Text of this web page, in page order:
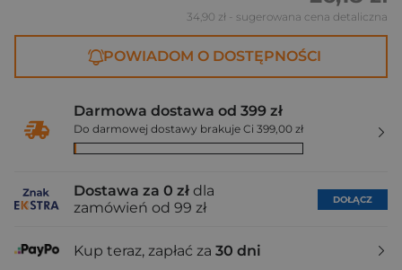
34,90 zł - sugerowana cena detaliczna
POWIADOM O DOSTĘPNOŚCI
Darmowa dostawa od 399 zł
Do darmowej dostawy brakuje Ci 399,00 zł
Dostawa za 0 zł dla
zamówień od 99 zł
DOŁĄCZ
Kup teraz, zapłać za 30 dni